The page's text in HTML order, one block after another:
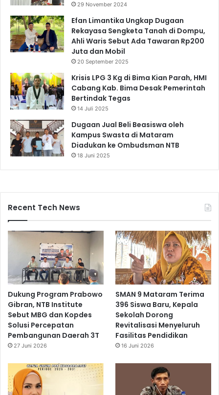
29 November 2024
Efan Limantika Ungkap Dugaan
Rekayasa Sengketa Tanah di Dompu,
Ahli Waris Sebut Ada Tawaran Rp200
Juta dan Mobil
20 September 2025
Krisis LPG 3 Kg di Bima Kian Parah, HMI
Cabang Kab. Bima Desak Pemerintah
Bertindak Tegas
14 Juli 2025
Dugaan Jual Beli Beasiswa oleh
Kampus Swasta di Mataram
Diadukan ke Ombudsman NTB
18 Juni 2025
Recent Tech News
Dukung Program Prabowo
Gibran, NTB Institute
Sebut MBG dan Kopdes
Solusi Percepatan
Pembangunan Daerah 3T
27 Juni 2026
SMAN 9 Mataram Terima
396 Siswa Baru, Kepala
Sekolah Dorong
Revitalisasi Menyeluruh
Fasilitas Pendidikan
16 Juni 2026